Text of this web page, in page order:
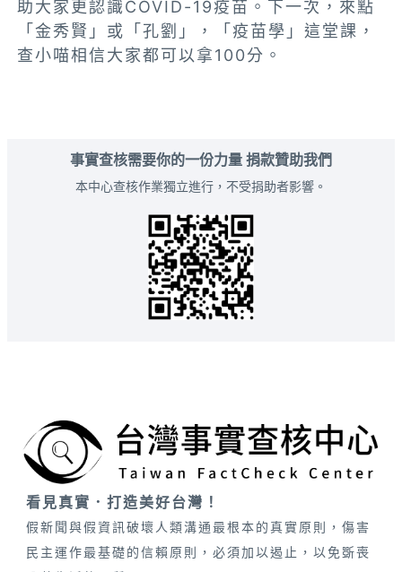
助大家更認識COVID-19疫苗。下一次，來點
「金秀賢」或「孔劉」，「疫苗學」這堂課，
查小喵相信大家都可以拿100分。
事實查核需要你的一份力量 捐款贊助我們
本中心查核作業獨立進行，不受捐助者影響。
看見真實．打造美好台灣！
假新聞與假資訊破壞人類溝通最根本的真實原則，傷害
民主運作最基礎的信賴原則，必須加以遏止，以免斲喪